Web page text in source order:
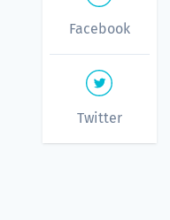
Facebook
Twitter